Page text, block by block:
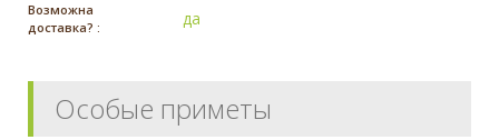
Возможна
доставка? :
да
Особые приметы